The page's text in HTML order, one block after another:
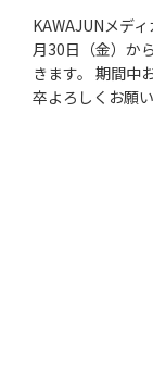
KAWAJUNメデ
月30日（金）か
きます。 期間中
卒よろしくお願